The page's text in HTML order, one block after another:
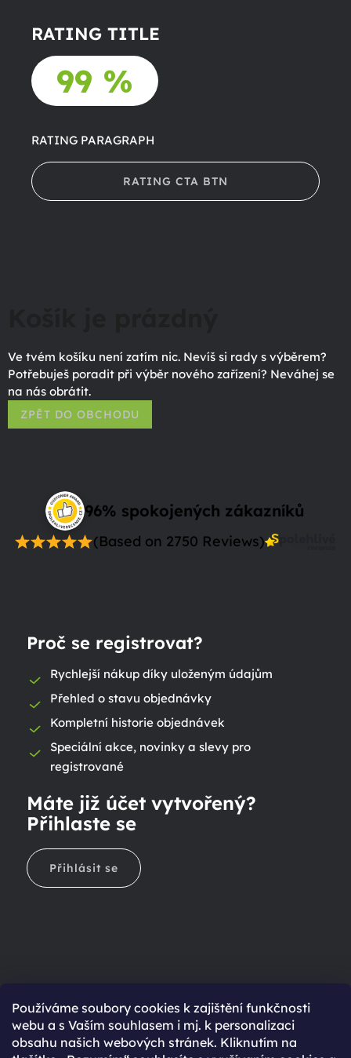
Používáme soubory cookies k zajištění funkčnosti
webu a s Vaším souhlasem i mj. k personalizaci
obsahu našich webových stránek. Kliknutím na
RATING TITLE
99 %
RATING PARAGRAPH
RATING CTA BTN
Ve tvém košíku není zatím nic. Nevíš si rady s výběrem?
Potřebuješ poradit při výběr nového zařízení? Neváhej se
na nás obrátit.
ZPĚT DO OBCHODU
96% spokojených zákazníků
(Based on 2750 Reviews)
Proč se registrovat?
Rychlejší nákup díky uloženým údajům
Přehled o stavu objednávky
Kompletní historie objednávek
Speciální akce, novinky a slevy pro
registrované
Máte již účet vytvořený?
Přihlaste se
Přihlásit se
Ještě nemáte účet?
Rychlejší nákup díky uloženým údajům